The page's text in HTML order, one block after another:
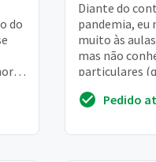
do
Diante do
pandemia, eu
muito às
mas não
particulares
tenho noções
Pedido